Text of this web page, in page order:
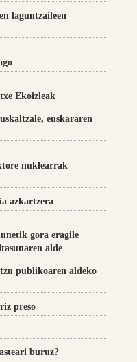
laguntzaileen
Ekoizleak
euskararen
nuklearrak
azkartzera
gora eragile
alde
publikoaren aldeko
preso
buruz?